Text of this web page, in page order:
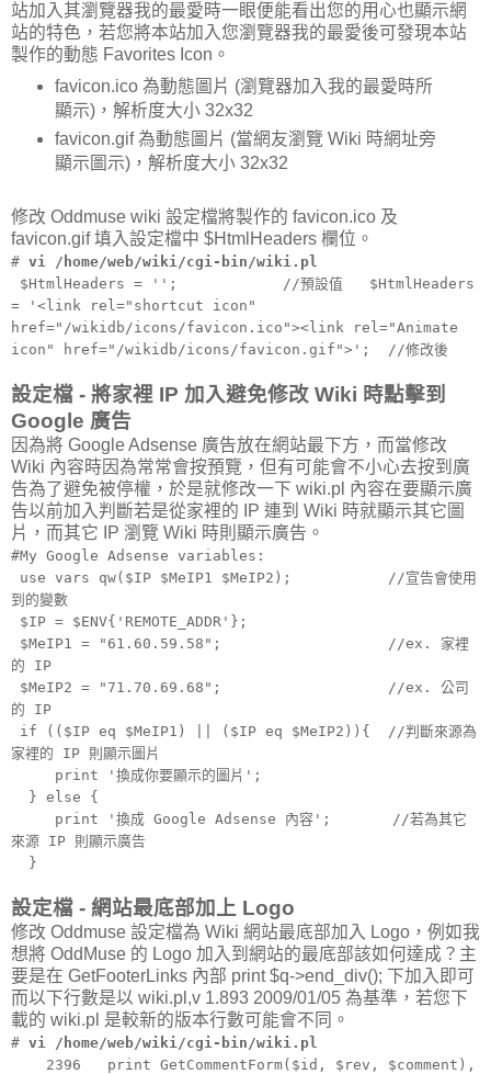
站加入其瀏覽器我的最愛時一眼便能看出您的用心也顯示網
站的特色，若您將本站加入您瀏覽器我的最愛後可發現本站
製作的動態 Favorites Icon。
favicon.ico 為動態圖片 (瀏覽器加入我的最愛時所
顯示)，解析度大小 32x32
favicon.gif 為動態圖片 (當網友瀏覽 Wiki 時網址旁
顯示圖示)，解析度大小 32x32
修改 Oddmuse wiki 設定檔將製作的 favicon.ico 及
favicon.gif 填入設定檔中 $HtmlHeaders 欄位。
# vi /home/web/wiki/cgi-bin/wiki.pl
$HtmlHeaders = ''; //預設值 $HtmlHeaders
= '<link rel="shortcut icon"
href="/wikidb/icons/favicon.ico"><link rel="Animate
icon" href="/wikidb/icons/favicon.gif">'; //修改後
設定檔 - 將家裡 IP 加入避免修改 Wiki 時點擊到
Google 廣告
因為將 Google Adsense 廣告放在網站最下方，而當修改
Wiki 內容時因為常常會按預覽，但有可能會不小心去按到廣
告為了避免被停權，於是就修改一下 wiki.pl 內容在要顯示廣
告以前加入判斷若是從家裡的 IP 連到 Wiki 時就顯示其它圖
片，而其它 IP 瀏覽 Wiki 時則顯示廣告。
#My Google Adsense variables:
use vars qw($IP $MeIP1 $MeIP2); //宣告會使用
到的變數
$IP = $ENV{'REMOTE_ADDR'};
$MeIP1 = "61.60.59.58"; //ex. 家裡
的 IP
$MeIP2 = "71.70.69.68"; //ex. 公司
的 IP
if (($IP eq $MeIP1) || ($IP eq $MeIP2)){ //判斷來源為
家裡的 IP 則顯示圖片
print '換成你要顯示的圖片';
} else {
print '換成 Google Adsense 內容'; //若為其它
來源 IP 則顯示廣告
}
設定檔 - 網站最底部加上 Logo
修改 Oddmuse 設定檔為 Wiki 網站最底部加入 Logo，例如我
想將 OddMuse 的 Logo 加入到網站的最底部該如何達成？主
要是在 GetFooterLinks 內部 print $q->end_div(); 下加入即可
而以下行數是以 wiki.pl,v 1.893 2009/01/05 為基準，若您下
載的 wiki.pl 是較新的版本行數可能會不同。
# vi /home/web/wiki/cgi-bin/wiki.pl
2396 print GetCommentForm($id, $rev, $comment),